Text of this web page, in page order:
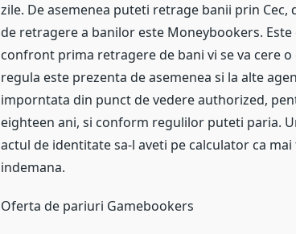
zile. De asemenea puteti retrage banii prin
de retragere a banilor este Moneybookers.
confront prima retragere de bani vi se va cere
regula este prezenta de asemenea si la alte
imporntata din punct de vedere authorized,
eighteen ani, si conform regulilor puteti paria.
actul de identitate sa-l aveti pe calculator ca
indemana.
Oferta de pariuri Gamebookers